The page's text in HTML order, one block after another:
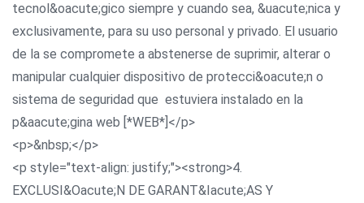
tecnol&oacute;gico siempre y cuando sea, &uacute;nica y
exclusivamente, para su uso personal y privado. El usuario
de la se compromete a abstenerse de suprimir, alterar o
manipular cualquier dispositivo de protecci&oacute;n o
sistema de seguridad que estuviera instalado en la
p&aacute;gina web [*WEB*]</p>
<p>&nbsp;</p>
<p style="text-align: justify;"><strong>4.
EXCLUSI&Oacute;N DE GARANT&Iacute;AS Y